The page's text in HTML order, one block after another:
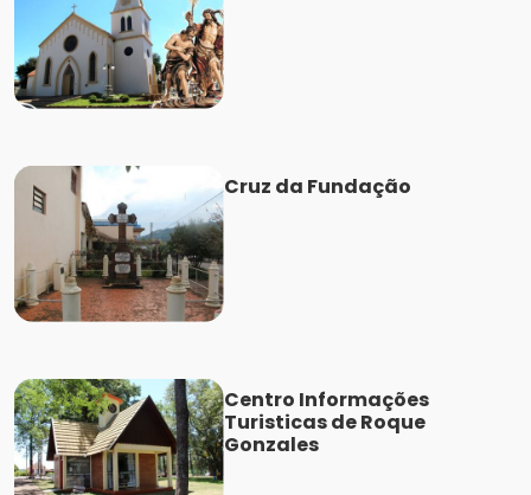
Cruz da Fundação
Centro Informações
Turisticas de Roque
Gonzales